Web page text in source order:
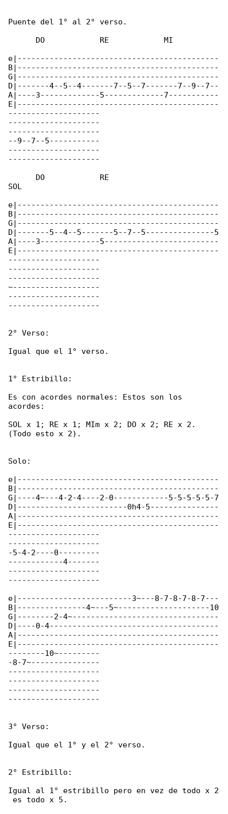
Puente del 1° al 2° verso.
      DO            RE            MI
e|--------------------------------------------
B|--------------------------------------------
G|--------------------------------------------
D|-------4--5--4-------7--5--7-------7--9--7--
A|----3-------------5-------------7-----------
E|--------------------------------------------
--------------------
--------------------
--------------------
--9--7--5-----------
--------------------
--------------------
      DO            RE
SOL
e|--------------------------------------------
B|--------------------------------------------
G|--------------------------------------------
D|-------5--4--5-------5--7--5---------------5
A|----3-------------5-------------------------
E|--------------------------------------------
--------------------
--------------------
--------------------
~-------------------
--------------------
--------------------
2° Verso:
Igual que el 1° verso.
1° Estribillo:
Es con acordes normales: Estos son los
acordes:
SOL x 1; RE x 1; MIm x 2; DO x 2; RE x 2.
(Todo esto x 2).
Solo:
e|--------------------------------------------
B|--------------------------------------------
G|----4~---4-2-4----2-0------------5-5-5-5-5-7
D|------------------------0h4-5---------------
A|--------------------------------------------
E|--------------------------------------------
--------------------
--------------------
-5-4-2----0---------
------------4-------
--------------------
--------------------
e|-------------------------3~---8-7-8-7-8-7---
B|---------------4~---5~--------------------10
G|--------2-4~--------------------------------
D|----0-4-------------------------------------
A|--------------------------------------------
E|--------------------------------------------
--------10~---------
-8-7~---------------
--------------------
--------------------
--------------------
--------------------
3° Verso:
Igual que el 1° y el 2° verso.
2° Estribillo:
Igual al 1° estribillo pero en vez de todo x 2
es todo x 5.